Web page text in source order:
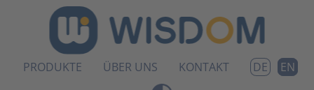
PRODUKTE ÜBER UNS KONTAKT DE EN